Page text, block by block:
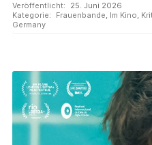
Veröffentlicht:
25. Juni 2026
Kategorie:
Frauenbande, Im Kino,
Germany